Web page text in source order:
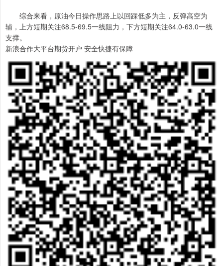
综合来看，原油今日操作思路上以回踩低多为主，反弹高空为
辅，上方短期关注68.5-69.5一线阻力，下方短期关注64.0-63.0一线
支撑。
新浪合作大平台期货开户 安全快捷有保障